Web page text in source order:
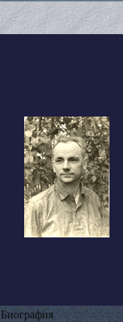
Биография